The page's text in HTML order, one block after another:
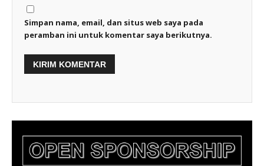
Simpan nama, email, dan situs web saya pada
peramban ini untuk komentar saya berikutnya.